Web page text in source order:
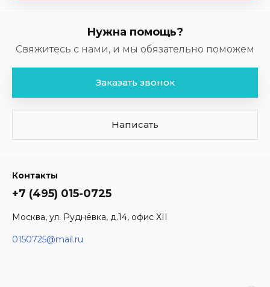
Нужна помощь?
Свяжитесь с нами, и мы обязательно поможем
Заказать звонок
Написать
Контакты
+7 (495) 015-0725
Москва, ул. Руднёвка, д.14, офис XII
0150725@mail.ru